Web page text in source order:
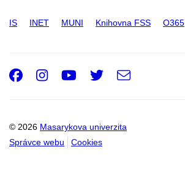
IS INET MUNI Knihovna FSS O365
© 2026 Masarykova univerzita
Správce webu
Cookies
Facebook
Instagram
Youtube
Twitter
e-